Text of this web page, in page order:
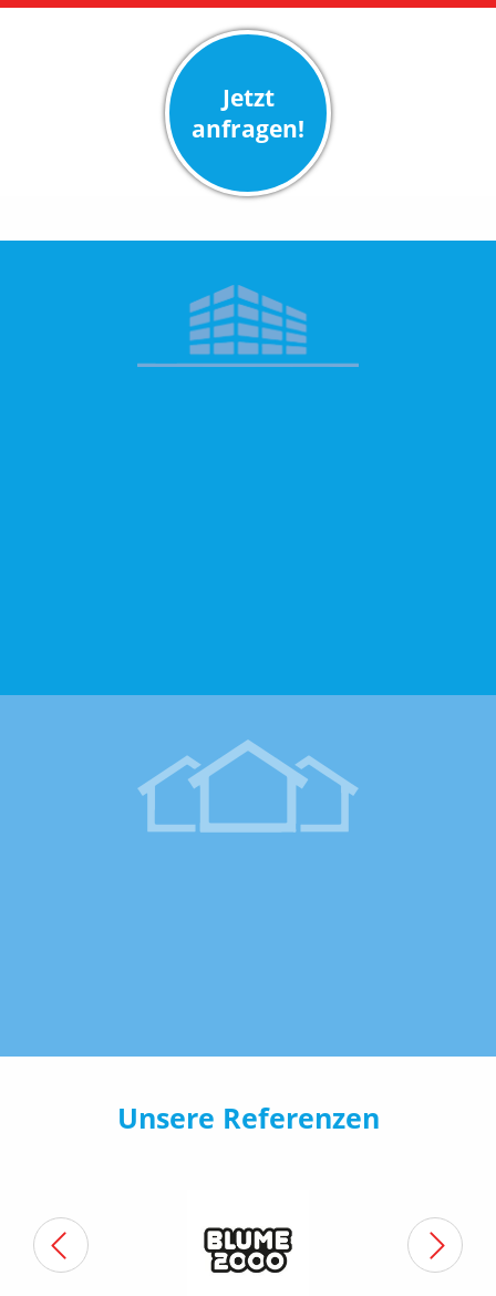
eine professionelle Glas- und Fensterreinigung
inklusive gründlicher Rahmenreinigung für den
perfekten Durchblick sowie die fachgerechte
Fassadenreinigung zum Werterhalt Ihrer
Immobilie. Für textile Bodenbeläge bieten wir
eine intensive Teppichgrundreinigung an, die
selbst hartnäckige Flecken und Allergene
Tiefgaragen werden von uns professionell
Erscheinungsbild zu garantieren.
Jetzt
anfragen!
Unsere Referenzen